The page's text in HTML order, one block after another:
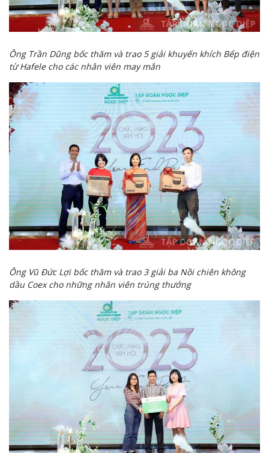
Ông Trần Dũng bốc thăm và trao 5 giải khuyến khích Bếp điện
từ Hafele cho các nhân viên may mắn
Ông Vũ Đức Lợi bốc thăm và trao 3 giải ba Nồi chiên không
dầu Coex cho những nhân viên trúng thưởng